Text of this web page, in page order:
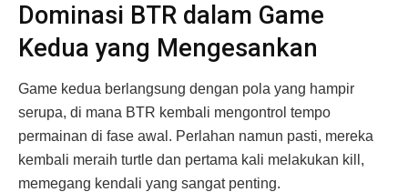
Dominasi BTR dalam Game
Kedua yang Mengesankan
Game kedua berlangsung dengan pola yang hampir
serupa, di mana BTR kembali mengontrol tempo
permainan di fase awal. Perlahan namun pasti, mereka
kembali meraih turtle dan pertama kali melakukan kill,
memegang kendali yang sangat penting.